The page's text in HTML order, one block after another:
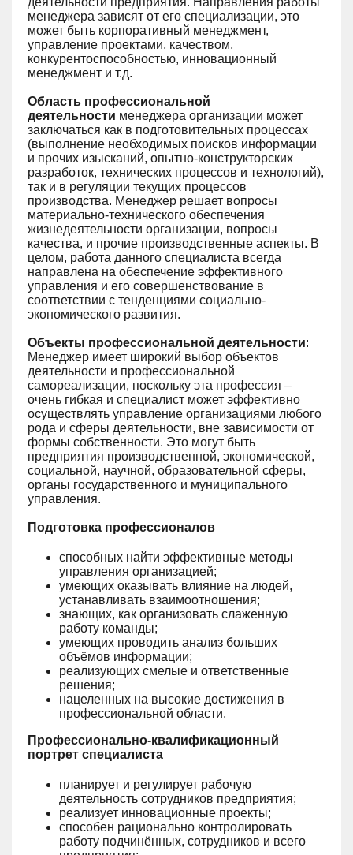
менеджера зависят от его специализации, это
может быть корпоративный менеджмент,
управление проектами, качеством,
конкурентоспособностью, инновационный
менеджмент и т.д.
Область профессиональной
деятельности менеджера организации может
заключаться как в подготовительных процессах
(выполнение необходимых поисков информации
и прочих изысканий, опытно-конструкторских
разработок, технических процессов и технологий),
так и в регуляции текущих процессов
производства. Менеджер решает вопросы
материально-технического обеспечения
жизнедеятельности организации, вопросы
качества, и прочие производственные аспекты. В
целом, работа данного специалиста всегда
направлена на обеспечение эффективного
управления и его совершенствование в
соответствии с тенденциями социально-
экономического развития.
Объекты профессиональной деятельности:
Менеджер имеет широкий выбор объектов
деятельности и профессиональной
самореализации, поскольку эта профессия –
очень гибкая и специалист может эффективно
осуществлять управление организациями любого
рода и сферы деятельности, вне зависимости от
формы собственности. Это могут быть
предприятия производственной, экономической,
социальной, научной, образовательной сферы,
органы государственного и муниципального
управления.
Подготовка профессионалов
способных найти эффективные методы
управления организацией;
умеющих оказывать влияние на людей,
устанавливать взаимоотношения;
знающих, как организовать слаженную
работу команды;
умеющих проводить анализ больших
объёмов информации;
реализующих смелые и ответственные
решения;
нацеленных на высокие достижения в
профессиональной области.
Профессионально-квалификационный
портрет специалиста
планирует и регулирует рабочую
деятельность сотрудников предприятия;
реализует инновационные проекты;
способен рационально контролировать
работу подчинённых, сотрудников и всего